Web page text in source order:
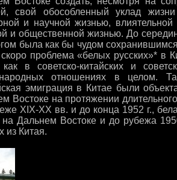
свой обособленный уклад
и научной жизнью,
и общественной жизнью. До
была как бы чудом
проблема «белых русских»* в
в советско-китайских и
отношениях в целом.
эмиграция в Китае были
Востоке на протяжении
XIX-XX вв. и до конца 1952 г.,
Дальнем Востоке и до рубежа
из Китая.